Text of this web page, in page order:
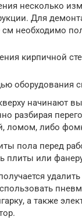
несколько
Для
см необходимо
кирпичной
оборудования
начинают
разбирая
ломом, либо
пола перед
плиты или
а также